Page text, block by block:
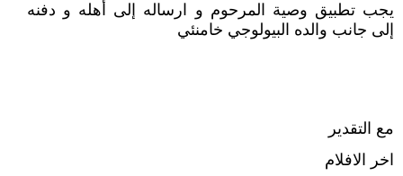
يجب تطبيق وصية المرحوم و ارساله إلى أهله و دفنه
إلى جانب والده البيولوجي خامنئي
مع التقدير
اخر الافلام